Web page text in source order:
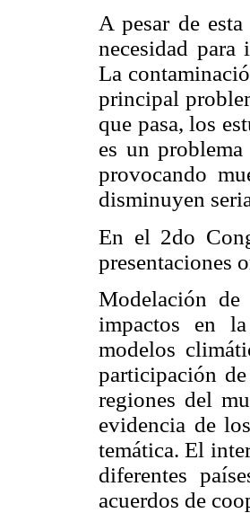
A pesar de
necesidad
La
principal
que pasa, los
es un
provocando
disminuyen
En el 2do
presentaciones
Modelación de
impactos en
modelos
participación
regiones del
evidencia de
temática. El
diferentes
acuerdos de